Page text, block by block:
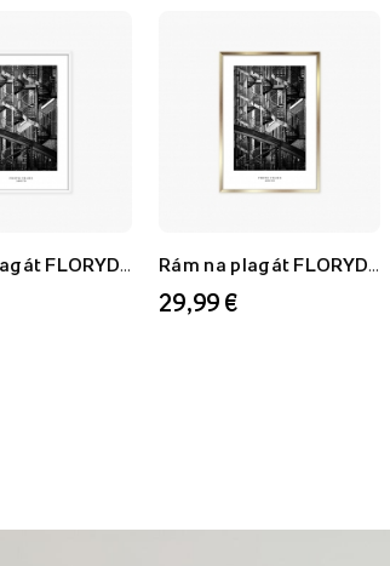
Rám na plagát FLORYDA AF, biely, 60x80 cm Rám na plagát FLORYDA AU, zlatý, 50x70 cm
29,99 €